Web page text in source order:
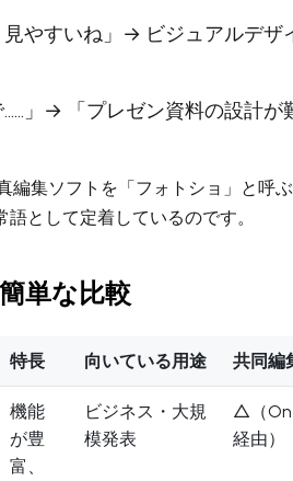
見やすいね」→ ビジュアルデザ
……」→ 「プレゼン資料の設計が
編集ソフトを「フォトショ」と呼
語として定着しているのです。
単な比較
特長 向いている用途 共同編
機能
が豊
富、
ビジネス・大規
模発表
△（
経由）